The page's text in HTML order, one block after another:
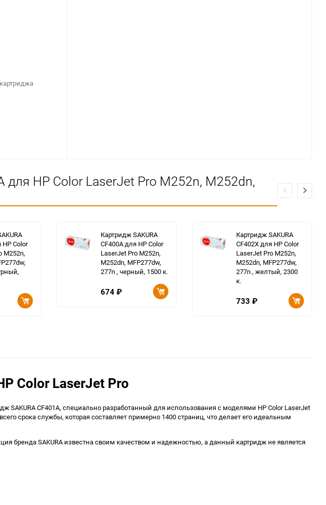
HP Color LaserJet Pro M252n, M252dn,
HP Color
M252n,
Картридж SAKURA
CF400A для HP Color
LaserJet Pro M252n,
M252dn, MFP277dw,
277n , черный, 1500 к.
674 ₽
Картридж SAKURA
CF402X для HP Color
LaserJet Pro M252n,
M252dn, MFP277dw,
277n , желтый, 2300
к.
733 ₽
Color LaserJet Pro
CF401A, специально разработанный для использования с моделями HP Color LaserJet
срока службы, которая составляет примерно 1400 страниц, что делает его идеальным
бренда SAKURA известна своим качеством и надежностью, а данный картридж не является